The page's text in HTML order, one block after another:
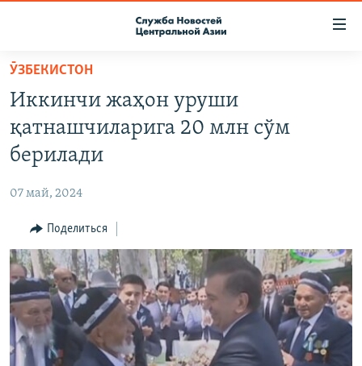
Вернуться
основному
содержанию
Вернутся
главной
Вернутся
поиску
КОНТАКТЫ
НАСТОЯЩЕЕ ВРЕМЯ
МИГРАНТ МЕДИА
ӮЗБЕКИСТОН
Иккинчи жаҳон уруши
қатнашчиларига 20 млн сўм
берилади
07 май, 2024
Поделиться